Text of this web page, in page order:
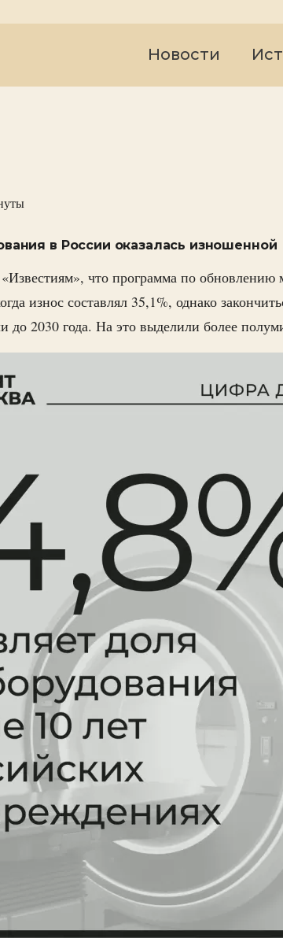
Новости
в России оказалась изношенной
«Известиям», что программа по обновлению
износ составлял 35,1%, однако
до 2030 года. На это выделили более